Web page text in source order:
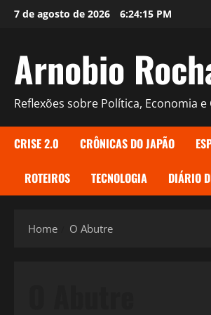
Skip7 de agosto de 2026 6:24:16 PM
Arnobio
Reflexões sobre Política, Economia e
CRISE 2.0 CRÔNICAS DO JAPÃO
ROTEIROS TECNOLOGIA DIÁRIO
Home O Abutre